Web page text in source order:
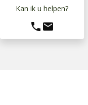
Kan ik u helpen?
phone mail